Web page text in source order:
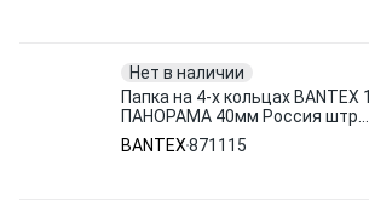
Нет в наличии
Папка на 4-х кольцах BANTEX
ПАНОРАМА 40мм Россия штр.
4607023146805,
BANTEX871115